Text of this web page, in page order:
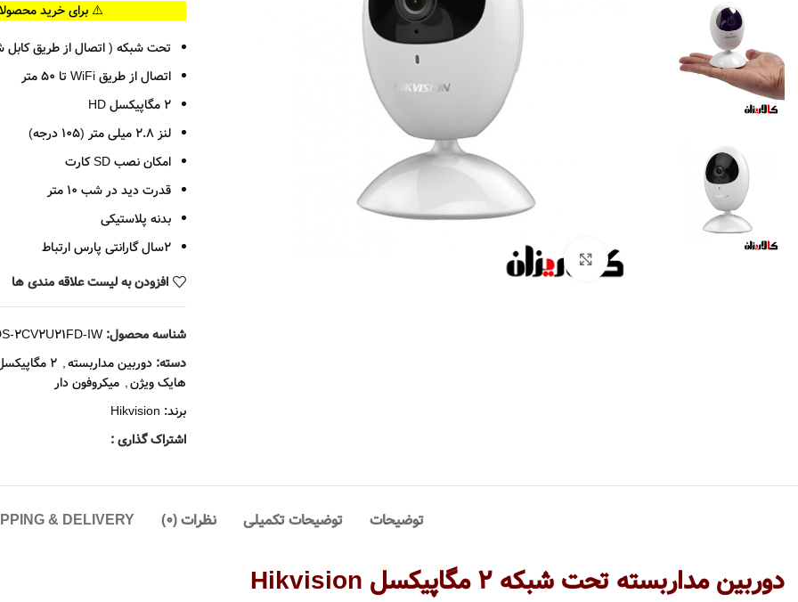
Click to enlarge
⚠️ برای خرید
تحت شبکه ( اتصال از طریق کابل
اتصال از طریق WiFi تا 50 متر
2 مگاپیکسل HD
لنز 2.8 میلی متر (105 درجه)
امکان نصب SD کارت
قدرت دید در شب 10 متر
بدنه پلاستیکی
2سال گارانتی پارس ارتباط
افزودن به لیست علاقه مندی ها
شناسه محصول: 2CV2U21FD-IW
دسته: دوربین مداربسته, 2 مگاپیکسل
هایک ویژن, میکروفون دار
برند: Hikvision
اشتراک گذاری :
توضیحات توضیحات تکمیلی نظرات (0) & DELIVERY
دوربین مداربسته تحت شبکه 2 مگاپیکسل Hikvision